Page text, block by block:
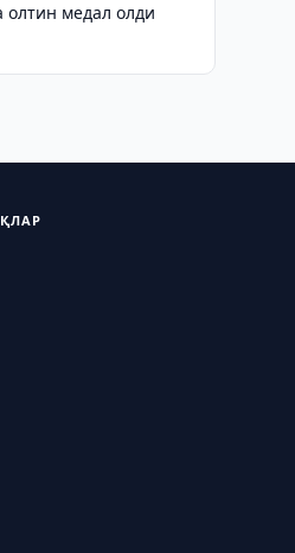
олтин медал олди